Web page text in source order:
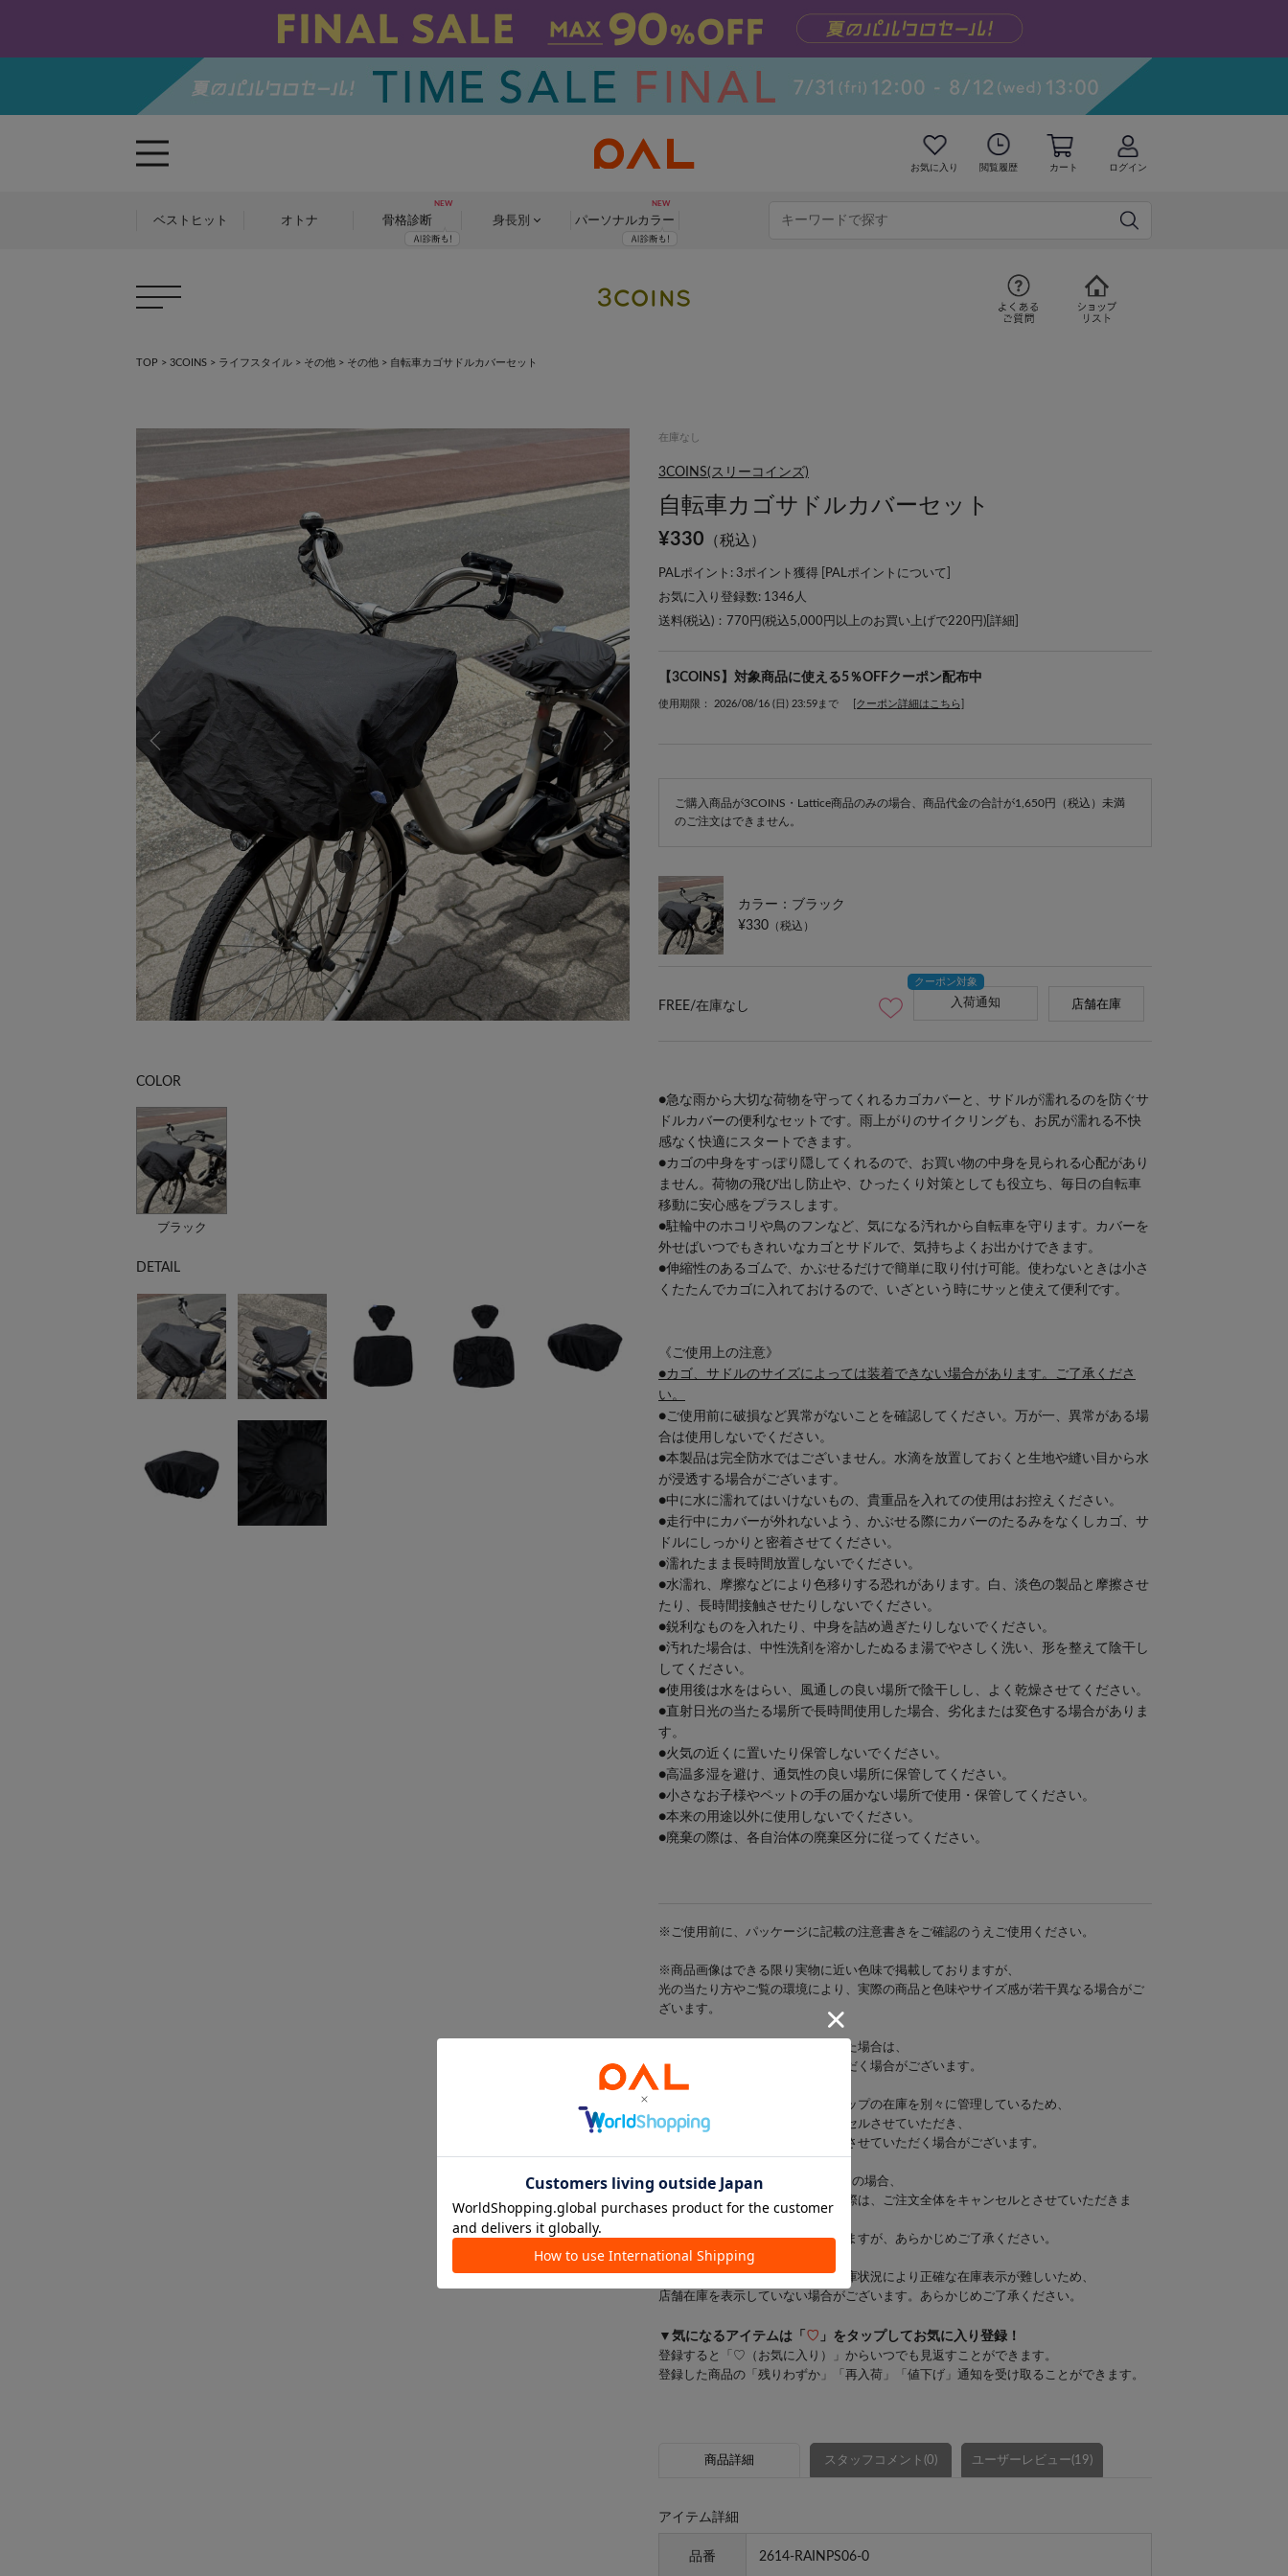
お気に入り 閲覧履歴 カート ログイン
ベストヒット オトナ 骨格診断 身長別 パーソナルカラー
TOP > 3COINS > ライフスタイル > その他 > その他 > 自転車カゴサドルカバーセット
COLOR
ブラック
DETAIL
在庫なし
3COINS(スリーコインズ)
自転車カゴサドルカバーセット
¥330 （税込）
PALポイント: 3ポイント獲得 [ PALポイントについて
お気に入り登録数: 1346 人
送料(税込)：770円(税込5,000円以上のお買い上げで220円)[ 詳細
【3COINS】対象商品に使える5％OFFクーポン配布中
使用期限： 2026/08/16 (日) 23:59まで [クーポン詳細はこちら]
ご購入商品が3COINS・Lattice商品のみの場合、商品代金の合計が1,650円（税込）未満
のご注文はできません。
カラー：ブラック
¥330 （税込）
FREE/在庫なし 入荷通知 店舗在庫
●急な雨から大切な荷物を守ってくれるカゴカバーと、サドルが濡れるのを防ぐサ
ドルカバーの便利なセットです。雨上がりのサイクリングも、お尻が濡れる不快
感なく快適にスタートできます。
●カゴの中身をすっぽり隠してくれるので、お買い物の中身を見られる心配があり
ません。荷物の飛び出し防止や、ひったくり対策としても役立ち、毎日の自転車
移動に安心感をプラスします。
●駐輪中のホコリや鳥のフンなど、気になる汚れから自転車を守ります。カバーを
外せばいつでもきれいなカゴとサドルで、気持ちよくお出かけできます。
●伸縮性のあるゴムで、かぶせるだけで簡単に取り付け可能。使わないときは小さ
くたたんでカゴに入れておけるので、いざという時にサッと使えて便利です。
《ご使用上の注意》
●カゴ、サドルのサイズによっては装着できない場合があります。ご了承くださ
い。
●ご使用前に破損など異常がないことを確認してください。万が一、異常がある場
合は使用しないでください。
●本製品は完全防水ではございません。水滴を放置しておくと生地や縫い目から水
が浸透する場合がございます。
●中に水に濡れてはいけないもの、貴重品を入れての使用はお控えください。
●走行中にカバーが外れないよう、かぶせる際にカバーのたるみをなくしカゴ、サ
ドルにしっかりと密着させてください。
●濡れたまま長時間放置しないでください。
●水濡れ、摩擦などにより色移りする恐れがあります。白、淡色の製品と摩擦させ
たり、長時間接触させたりしないでください。
●鋭利なものを入れたり、中身を詰め過ぎたりしないでください。
●汚れた場合は、中性洗剤を溶かしたぬるま湯でやさしく洗い、形を整えて陰干し
してください。
●使用後は水をはらい、風通しの良い場所で陰干しし、よく乾燥させてください。
●直射日光の当たる場所で長時間使用した場合、劣化または変色する場合がありま
す。
●火気の近くに置いたり保管しないでください。
●高温多湿を避け、通気性の良い場所に保管してください。
●小さなお子様やペットの手の届かない場所で使用・保管してください。
●本来の用途以外に使用しないでください。
●廃棄の際は、各自治体の廃棄区分に従ってください。
※ご使用前に、パッケージに記載の注意書きをご確認のうえご使用ください。
※商品画像はできる限り実物に近い色味で掲載しておりますが、
光の当たり方やご覧の環境により、実際の商品と色味やサイズ感が若干異なる場合がご
ざいます。
※出荷前に商品不具合が確認された場合は、
該当商品をキャンセルさせていただく場合がございます。
※当店では店舗とオンラインショップの在庫を別々に管理しているため、
在庫状況により一部商品をキャンセルさせていただき、
在庫をご用意できた商品のみ発送させていただく場合がございます。
※お支払い方法がd払い・メルペイの場合、
一部商品のキャンセルが発生した際は、ご注文全体をキャンセルとさせていただきま
す。
お客様にはご迷惑をおかけいたしますが、あらかじめご了承ください。
※一部の商品では、商品仕様や在庫状況により正確な在庫表示が難しいため、
店舗在庫を表示していない場合がございます。あらかじめご了承ください。
▼気になるアイテムは「 ♡ 」をタップしてお気に入り登録！
登録すると「♡（お気に入り）」からいつでも見返すことができます。
登録した商品の「残りわずか」「再入荷」「値下げ」通知を受け取ることができます。
商品詳細 スタッフコメント(0) ユーザーレビュー(19)
アイテム詳細
品番 2614-RAINPS06-0